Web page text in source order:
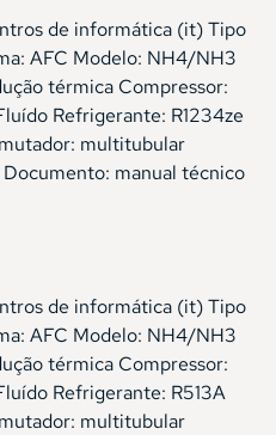
de informática (it) Tipo
AFC Modelo: NH4/NH3
térmica Compressor:
Refrigerante: R1234ze
multitubular
manual técnico
de informática (it) Tipo
AFC Modelo: NH4/NH3
térmica Compressor:
Refrigerante: R513A
multitubular